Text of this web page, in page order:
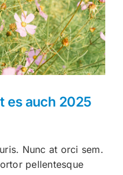
es auch 2025
Nunc at orci sem.
pellentesque